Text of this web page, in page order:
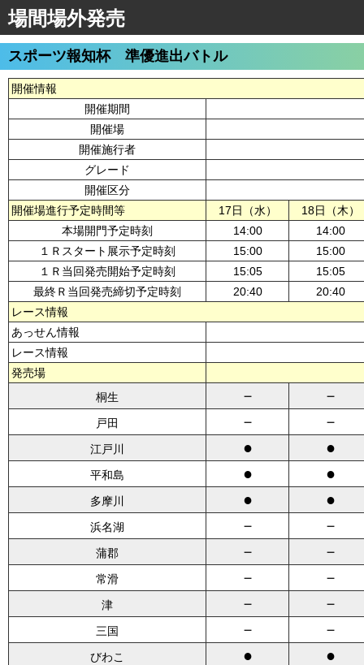
場間場外発売
スポーツ報知杯 準優進出バトル
開催情報
開催期間
開催場
開催施行者
グレード
開催区分
開催場進行予定時間等
17日（水）
18日（木）
本場開門予定時刻
14:00
14:00
１Ｒスタート展示予定時刻
15:00
15:00
１Ｒ当回発売開始予定時刻
15:05
15:05
最終Ｒ当回発売締切予定時刻
20:40
20:40
レース情報
あっせん情報
レース情報
発売場
桐生
－ －
戸田 － －
江戸川 ● ●
平和島 ● ●
多摩川 ● ●
浜名湖 － －
蒲郡 － －
常滑 － －
津 － －
三国 － －
びわこ ● ●